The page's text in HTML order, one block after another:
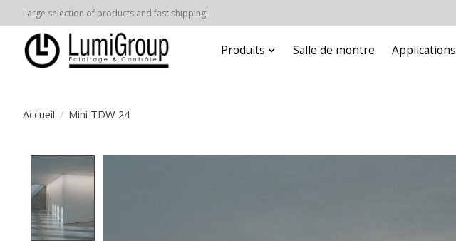
Large selection of products and fast shipping!
Produits Salle de montre Applications
Accueil / Mini TDW 24